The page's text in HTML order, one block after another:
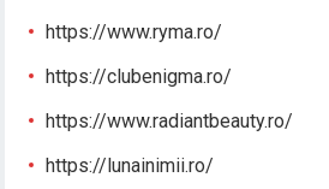
https://www.ryma.ro/
https://clubenigma.ro/
https://www.radiantbeauty.ro/
https://lunainimii.ro/